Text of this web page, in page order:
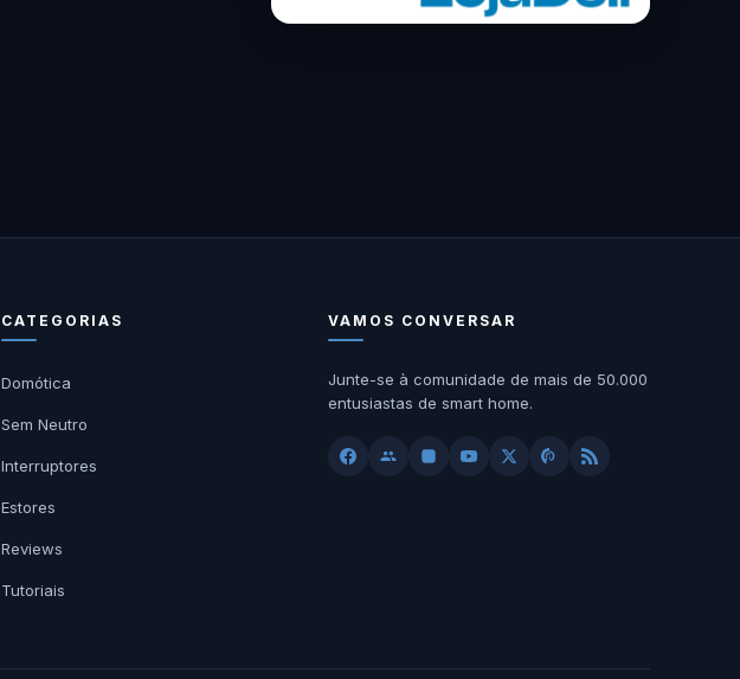
CATEGORIAS
Domótica
Sem Neutro
Interruptores
Estores
Reviews
Tutoriais
VAMOS CONVERSAR
Junte-se à comunidade de mais de 50.000
entusiastas de smart home.